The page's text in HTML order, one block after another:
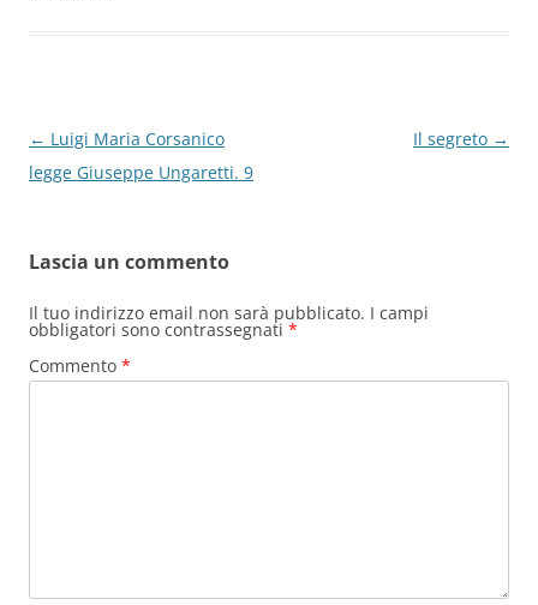
o
Navigazione
articolo
← Luigi Maria Corsanico
legge Giuseppe Ungaretti. 9
Il segreto →
Lascia un commento
Il tuo indirizzo email non sarà pubblicato. I campi
obbligatori sono contrassegnati *
Commento *